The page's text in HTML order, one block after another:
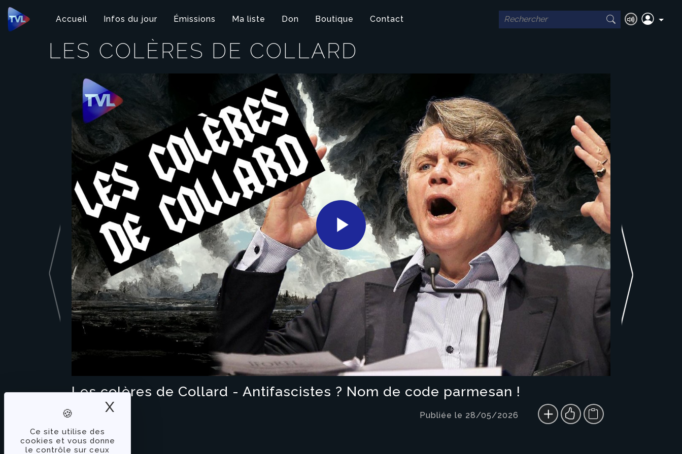
Panneau de gestion des cookies
Ce site utilise des
cookies et vous donne
le contrôle sur ceux
X
Accueil Infos du jour Émissions Ma liste Don Boutique Contact
LES COLÈRES DE COLLARD
Play
Video
Les colères de Collard - Antifascistes ? Nom de code parmesan !
Publiée le 28/05/2026